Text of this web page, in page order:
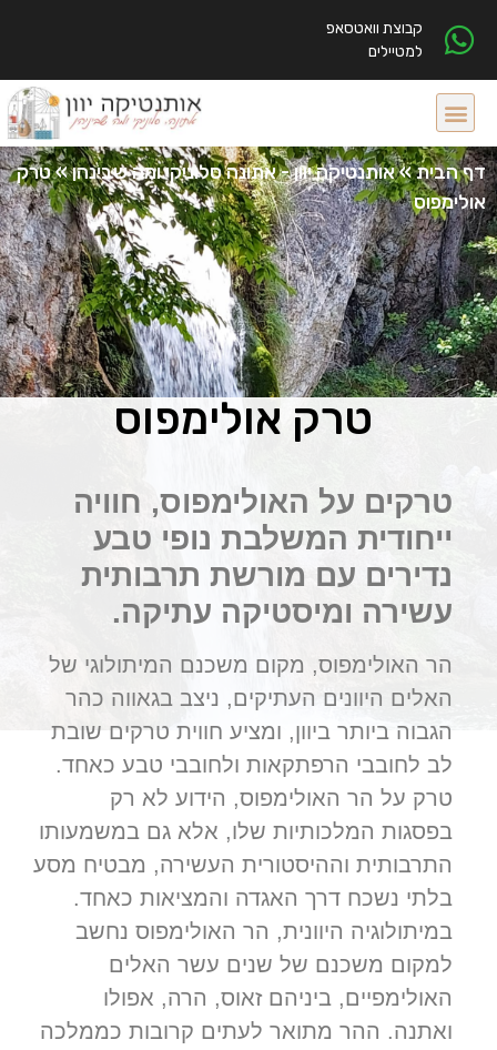
קבוצת וואטסאפ
למטיילים
דף הבית»אותנטיקה יוון - אתונה סלוניקי ומה שבינהן»טרק
אולימפוס
טרק אולימפוס
טרקים על האולימפוס, חוויה
ייחודית המשלבת נופי טבע
נדירים עם מורשת תרבותית
עשירה ומיסטיקה עתיקה.
הר האולימפוס, מקום משכנם המיתולוגי של
האלים היוונים העתיקים, ניצב בגאווה כהר
הגבוה ביותר ביוון, ומציע חווית טרקים שובת
לב לחובבי הרפתקאות ולחובבי טבע כאחד.
טרק על הר האולימפוס, הידוע לא רק
בפסגות המלכותיות שלו, אלא גם במשמעותו
התרבותית וההיסטורית העשירה, מבטיח מסע
בלתי נשכח דרך האגדה והמציאות כאחד.
במיתולוגיה היוונית, הר האולימפוס נחשב
למקום משכנם של שנים עשר האלים
האולימפיים, ביניהם זאוס, הרה, אפולו
ואתנה. ההר מתואר לעתים קרובות כממלכה